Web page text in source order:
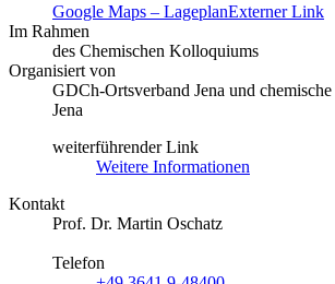
Google Maps – LageplanExterner Link
Im Rahmen
des Chemischen Kolloquiums
Organisiert von
GDCh-Ortsverband Jena und
Jena
weiterführender Link
Weitere Informationen
Kontakt
Prof. Dr. Martin Oschatz
Telefon